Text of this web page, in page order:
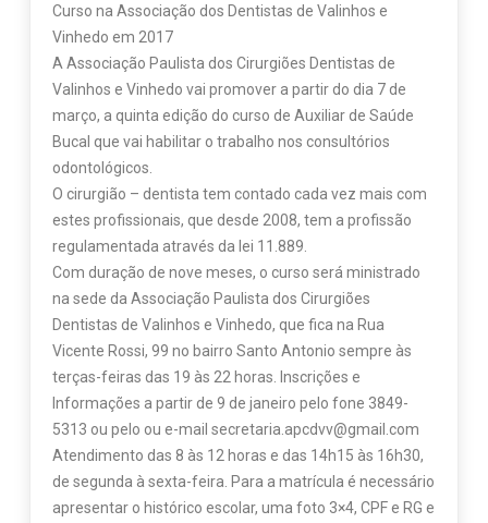
Curso na Associação dos Dentistas de Valinhos e
Vinhedo em 2017
A Associação Paulista dos Cirurgiões Dentistas de
Valinhos e Vinhedo vai promover a partir do dia 7 de
março, a quinta edição do curso de Auxiliar de Saúde
Bucal que vai habilitar o trabalho nos consultórios
odontológicos.
O cirurgião – dentista tem contado cada vez mais com
estes profissionais, que desde 2008, tem a profissão
regulamentada através da lei 11.889.
Com duração de nove meses, o curso será ministrado
na sede da Associação Paulista dos Cirurgiões
Dentistas de Valinhos e Vinhedo, que fica na Rua
Vicente Rossi, 99 no bairro Santo Antonio sempre às
terças-feiras das 19 às 22 horas. Inscrições e
Informações a partir de 9 de janeiro pelo fone 3849-
5313 ou pelo ou e-mail secretaria.apcdvv@gmail.com
Atendimento das 8 às 12 horas e das 14h15 às 16h30,
de segunda à sexta-feira. Para a matrícula é necessário
apresentar o histórico escolar, uma foto 3×4, CPF e RG e